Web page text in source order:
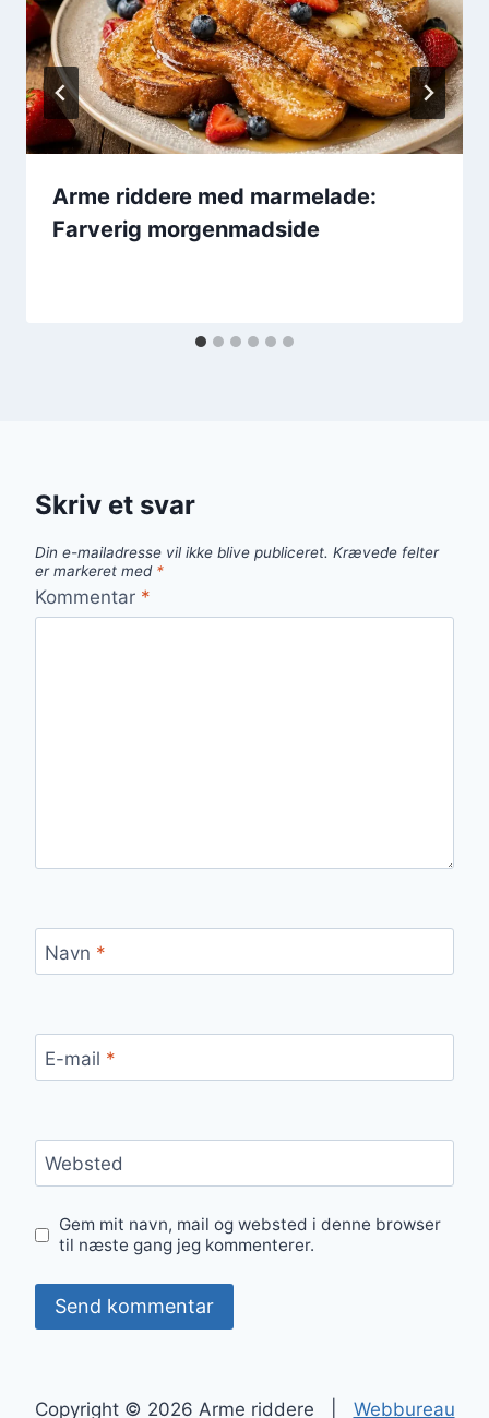
Arme riddere med marmelade:
Farverig morgenmadside
Skriv et svar
Din e-mailadresse vil ikke blive publiceret. Krævede felter
er markeret med *
Kommentar *
Navn *
E-mail *
Websted
Gem mit navn, mail og websted i denne browser
til næste gang jeg kommenterer.
Copyright © 2026 Arme riddere | Webbureau